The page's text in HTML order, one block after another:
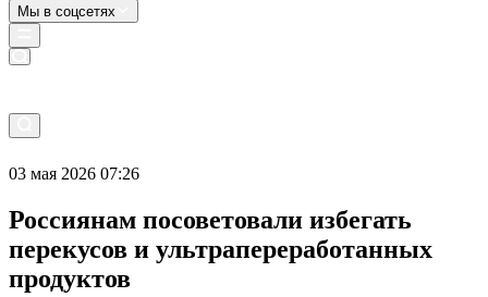
Мы в соцсетях
03 мая 2026 07:26
Россиянам посоветовали избегать
перекусов и ультрапереработанных
продуктов